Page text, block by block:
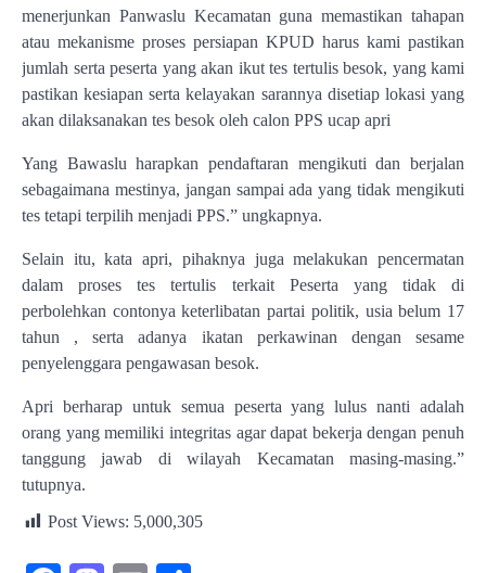
menerjunkan Panwaslu Kecamatan guna memastikan tahapan
atau mekanisme proses persiapan KPUD harus kami pastikan
jumlah serta peserta yang akan ikut tes tertulis besok, yang kami
pastikan kesiapan serta kelayakan sarannya disetiap lokasi yang
akan dilaksanakan tes besok oleh calon PPS ucap apri
Yang Bawaslu harapkan pendaftaran mengikuti dan berjalan
sebagaimana mestinya, jangan sampai ada yang tidak mengikuti
tes tetapi terpilih menjadi PPS.” ungkapnya.
Selain itu, kata apri, pihaknya juga melakukan pencermatan
dalam proses tes tertulis terkait Peserta yang tidak di
perbolehkan contonya keterlibatan partai politik, usia belum 17
tahun , serta adanya ikatan perkawinan dengan sesame
penyelenggara pengawasan besok.
Apri berharap untuk semua peserta yang lulus nanti adalah
orang yang memiliki integritas agar dapat bekerja dengan penuh
tanggung jawab di wilayah Kecamatan masing-masing.”
tutupnya.
Post Views: 5,000,305